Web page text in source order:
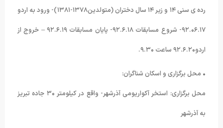
رده ی سنی ١۴ و زیر ١۴ سال دختران (متولدین١٣٧٨-١٣٨١)- ورود به اردو
٩٢.۰۶.١٧- شروع مسابقات ٩٢.۶.١٨- پایان مسابقات ٩٢.۶.١٩ – خروج از
اردو٩٢.۶.٢۰ ساعت ٩.٣۰.
• محل برگزاری و اسکان شناگران:
محل برگزاری: استخر آکواریومی آذرشهر- واقع در کیلومتر ٣۰ جاده تبریز
به آذرشهر